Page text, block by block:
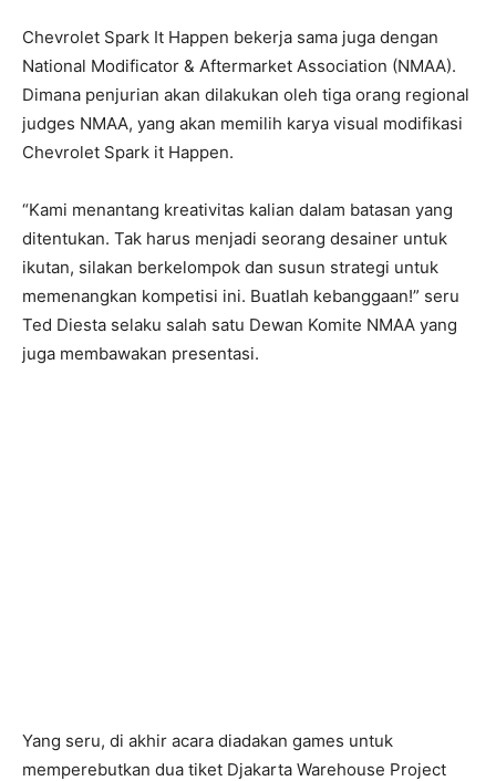
Chevrolet Spark It Happen bekerja sama juga dengan
National Modificator & Aftermarket Association (NMAA).
Dimana penjurian akan dilakukan oleh tiga orang regional
judges NMAA, yang akan memilih karya visual modifikasi
Chevrolet Spark it Happen.
“Kami menantang kreativitas kalian dalam batasan yang
ditentukan. Tak harus menjadi seorang desainer untuk
ikutan, silakan berkelompok dan susun strategi untuk
memenangkan kompetisi ini. Buatlah kebanggaan!” seru
Ted Diesta selaku salah satu Dewan Komite NMAA yang
juga membawakan presentasi.
Yang seru, di akhir acara diadakan games untuk
memperebutkan dua tiket Djakarta Warehouse Project